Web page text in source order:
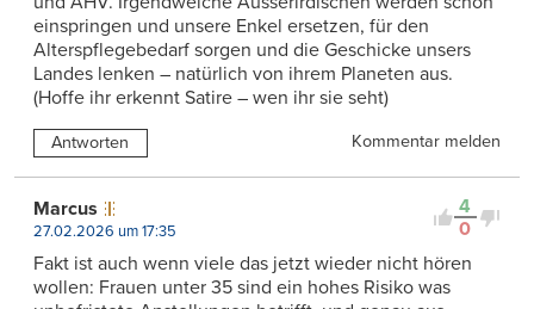
einspringen und unsere Enkel ersetzen, für den
Alterspflegebedarf sorgen und die Geschicke unsers
Landes lenken – natürlich von ihrem Planeten aus.
(Hoffe ihr erkennt Satire – wen ihr sie seht)
Antworten Kommentar melden
4
0
Marcus
27.02.2026 um 17:35
Fakt ist auch wenn viele das jetzt wieder nicht hören
wollen: Frauen unter 35 sind ein hohes Risiko was